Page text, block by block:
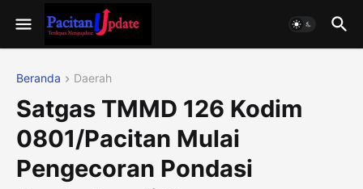
Beranda Daerah
Satgas TMMD 126 Kodim
0801/Pacitan Mulai
Pengecoran Pondasi